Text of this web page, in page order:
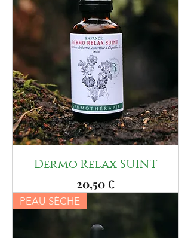
Dermo Relax SUINT
Prix
20,50 €
PEAU SÈCHE